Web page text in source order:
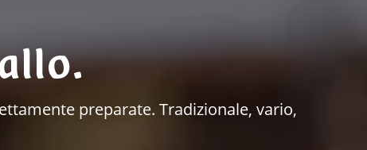
preparate. Tradizionale, vario,